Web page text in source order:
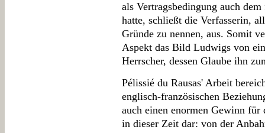
als Vertragsbedingung auch
hatte, schließt die Verfasserin,
Gründe zu nennen, aus. Somit
Aspekt das Bild Ludwigs von
Herrscher, dessen Glaube ihn
Pélissié du Rausas' Arbeit
englisch-französischen
auch einen enormen Gewinn
in dieser Zeit dar: von der